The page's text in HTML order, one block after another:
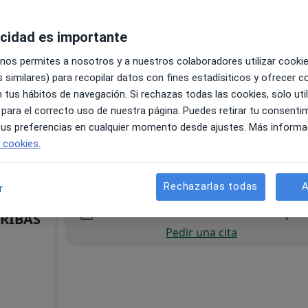
Pedir una cita
es importante
permites a nosotros y a nuestros colaboradores utilizar
similares) para recopilar datos con fines estadísiticos y ofrecer
tus hábitos de navegación. Si rechazas todas las cookies, solo
el correcto uso de nuestra página. Puedes retirar tu
preferencias en cualquier momento desde ajustes. Más
Rechazarlas todas